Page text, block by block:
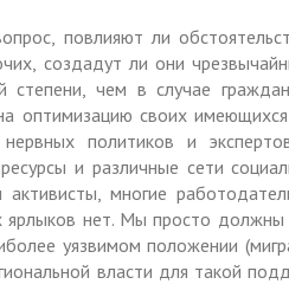
повлияют ли
создадут ли они
степени, чем в случае
оптимизацию своих
политиков и
и различные сети
активисты, многие
ярлыков нет. Мы просто
уязвимом положении
власти для такой